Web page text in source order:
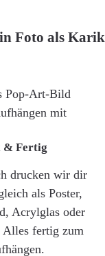
Foto als
& Fertig
drucken wir dir
als Poster,
Acrylglas oder
Alles fertig zum